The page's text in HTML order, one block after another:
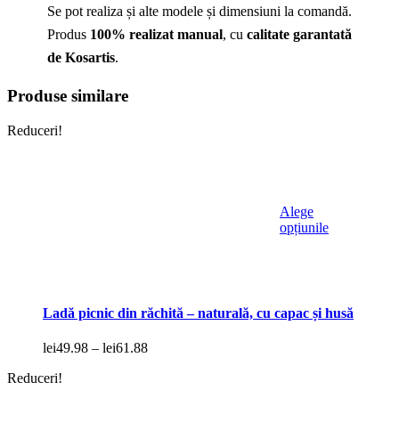
Se pot realiza și alte modele și dimensiuni la comandă.
Produs 100% realizat manual, cu calitate garantată
de Kosartis.
Produse similare
Reduceri!
Alege
opțiunileAcest
variații.
Opțiunile
Ladă picnic din răchită – naturală, cu capac și husă
lei49.98 – lei61.88Interval
Reduceri!